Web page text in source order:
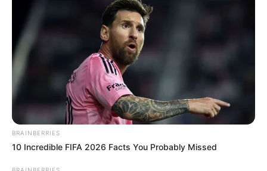
Líder: Gilberto Abramo (SP). E-mail:
dep.gilbertoabramo@camara.leg.br/ Telefone: (61) 3215-5601.
BRAINBERRIES
10 Incredible FIFA 2026 Facts You Probably Missed